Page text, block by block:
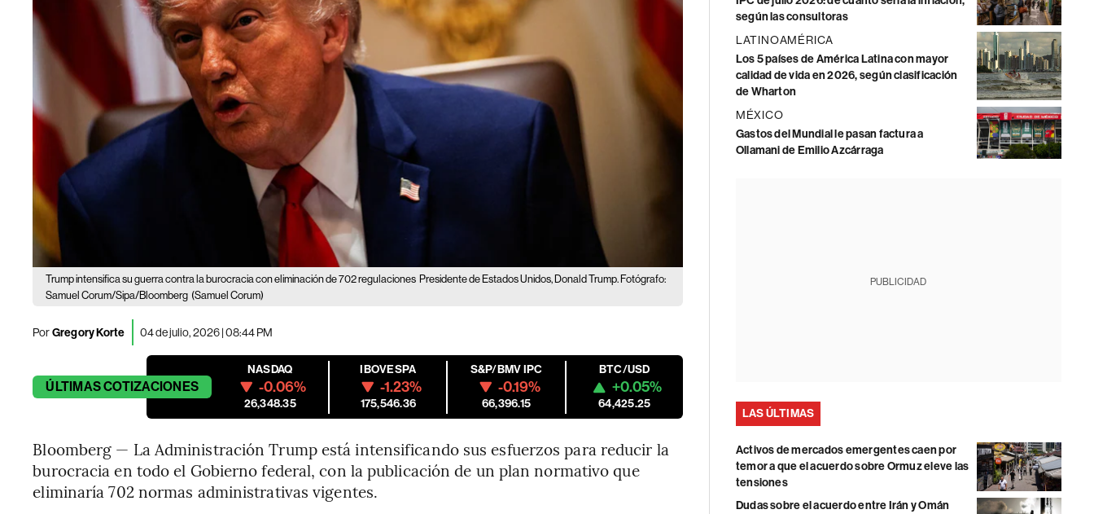
Trump intensifica su guerra contra la burocracia con eliminación de 702 regulaciones Presidente de Estados Unidos, Donald Trump. Fotógrafo:
Samuel Corum/Sipa/Bloomberg (Samuel Corum)
PorGregory Korte 04 de julio, 2026 | 08:44 PM
ÚLTIMASCOTIZACIONES
NASDAQ
-0.06%
26,348.35
IBOVESPA
-1.23%
175,546.36
S&P/BMV IPC
-0.19%
66,396.15
BTC/USD
+0.05%
64,425.25
Bloomberg — La Administración Trump está intensificando sus esfuerzos para reducir la
burocracia en todo el Gobierno federal, con la publicación de un plan normativo que
eliminaría 702 normas administrativas vigentes.
según las consultoras
LATINOAMÉRICA
Los 5 países de América Latina con mayor
calidad de vida en 2026, según clasificación
de Wharton
MÉXICO
Gastos del Mundial le pasan factura a
Ollamani de Emilio Azcárraga
PUBLICIDAD
LAS ÚLTIMAS
Activos de mercados emergentes caen por
temor a que el acuerdo sobre Ormuz eleve las
tensiones
Dudas sobre el acuerdo entre Irán y Omán